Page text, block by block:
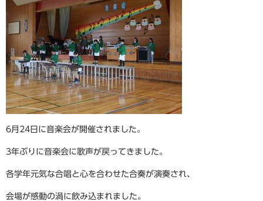
6月24日に音楽会が開催されました。
3年ぶりに音楽会に歌声が戻ってきました。
各学年元気な合唱と心を合わせた合奏が演奏され、
会場が感動の渦に飲み込まれました。